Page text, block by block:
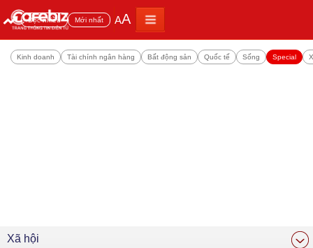
Đọc nhiều Mới nhất AA
Kinh doanh Tài chính ngân hàng Bất động sản Quốc tế Sống Special
Xã hội